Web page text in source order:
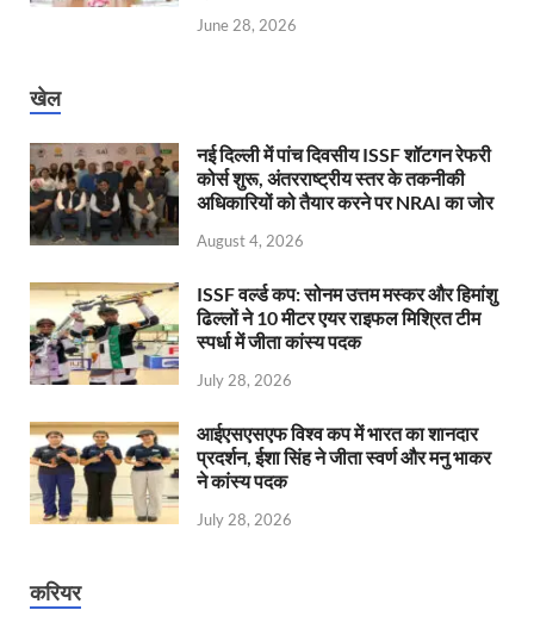
June 28, 2026
खेल
नई दिल्ली में पांच दिवसीय ISSF शॉटगन रेफरी
कोर्स शुरू, अंतरराष्ट्रीय स्तर के तकनीकी
अधिकारियों को तैयार करने पर NRAI का जोर
August 4, 2026
ISSF वर्ल्ड कप: सोनम उत्तम मस्कर और हिमांशु
ढिल्लों ने 10 मीटर एयर राइफल मिश्रित टीम
स्पर्धा में जीता कांस्य पदक
July 28, 2026
आईएसएसएफ विश्व कप में भारत का शानदार
प्रदर्शन, ईशा सिंह ने जीता स्वर्ण और मनु भाकर
ने कांस्य पदक
July 28, 2026
करियर